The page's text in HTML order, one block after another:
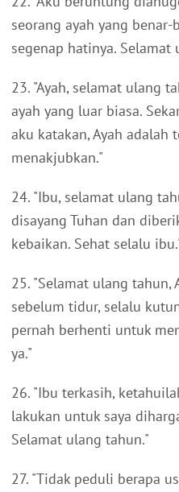
seorang ayah yang
segenap hatinya. Selamat
23. "Ayah, selamat ulang
ayah yang luar biasa.
aku katakan, Ayah adalah
menakjubkan."
24. "Ibu, selamat ulang
disayang Tuhan dan
kebaikan. Sehat selalu
25. "Selamat ulang tahun,
sebelum tidur, selalu
pernah berhenti untuk
ya."
26. "Ibu terkasih,
lakukan untuk saya
Selamat ulang tahun."
27. "Tidak peduli berapa